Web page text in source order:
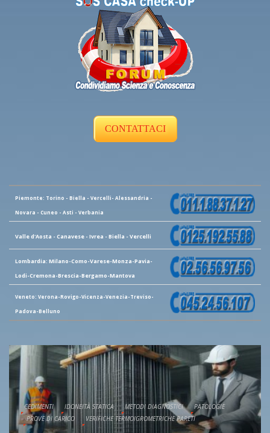
CONTATTACI
Piemonte: Torino - Biella - Vercelli- Alessandria -
Novara - Cuneo - Asti - Verbania
Valle d'Aosta - Canavese - Ivrea - Biella - Vercelli
Lombardia: Milano-Como-Varese-Monza-Pavia-
Lodi-Cremona-Brescia-Bergamo-Mantova
Veneto: Verona-Rovigo-Vicenza-Venezia-Treviso-
Padova-Belluno
CEDIMENTI IDONEITÀ STATICA METODI DIAGNOSTICI
PATOLOGIE
PROVE DI CARICO
VERIFICHE TERMOIGROMETRICHE PARETI